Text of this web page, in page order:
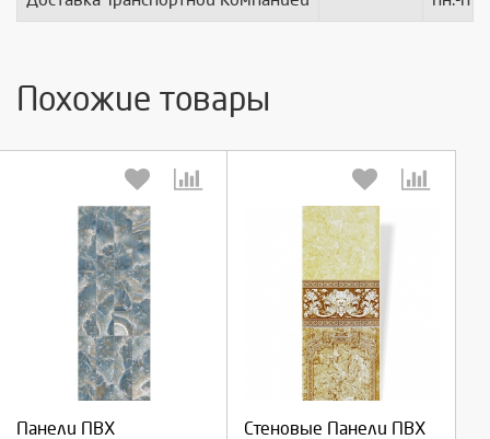
Похожие товары
Панели ПВХ
Выберите количество:
Стеновые Панели ПВХ
Выберите количество: